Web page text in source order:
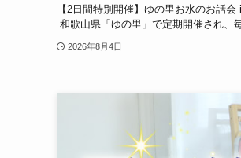
【2日間特別開催】ゆの里お水のお話
和歌山県「ゆの里」で定期開催され、
2026年8月4日